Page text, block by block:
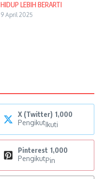
HIDUP LEBIH BERARTI
9 April 2025
X (Twitter) 1,000
PengikutIkuti
Pinterest 1,000
PengikutPin